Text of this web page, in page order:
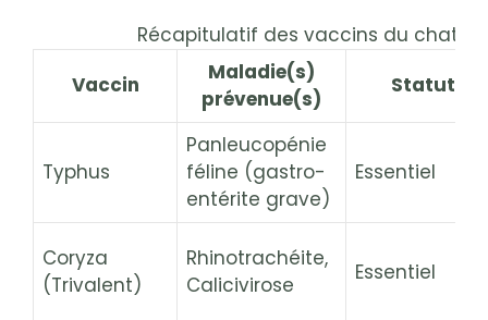
Récapitulatif des vaccins du chat
Vaccin
Maladie(s)
prévenue(s)
Statut
Typhus
Panleucopénie
féline (gastro-
entérite grave)
Essentiel
Coryza
(Trivalent)
Rhinotrachéite,
Calicivirose
Essentiel